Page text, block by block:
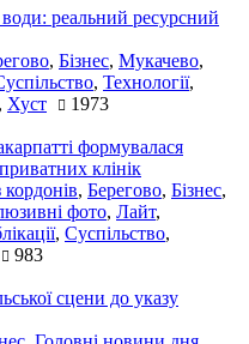
води: реальний ресурсний
, Бізнес, Мукачево,
, Технології,
, Хуст 1973
формувалася
клінік
кордонів, Берегово, Бізнес,
фото, Лайт,
, Суспільство,
983
сцени до указу